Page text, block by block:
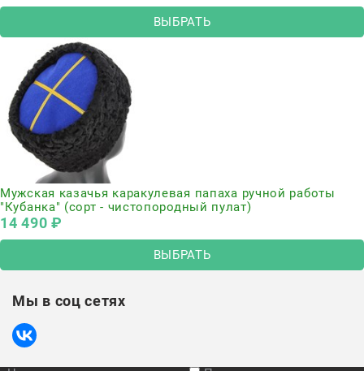
ВЫБРАТЬ
Мужская казачья каракулевая папаха ручной работы
"Кубанка" (сорт - чистопородный пулат)
14 490 ₽
ВЫБРАТЬ
Мы в соц сетях